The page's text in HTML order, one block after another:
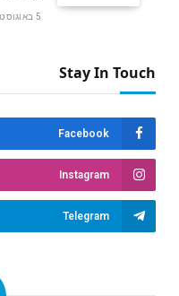
5 באוגוסט 2026
Stay In Touch
Facebook
Instagram
Telegram